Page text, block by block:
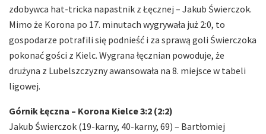
zdobywca hat-tricka napastnik z Łęcznej – Jakub Świerczok.
Mimo że Korona po 17. minutach wygrywała już 2:0, to
gospodarze potrafili się podnieść i za sprawą goli Świerczoka
pokonać gości z Kielc. Wygrana łęcznian powoduje, że
drużyna z Lubelszczyzny awansowała na 8. miejsce w tabeli
ligowej.
Górnik Łęczna – Korona Kielce 3:2 (2:2)
Jakub Świerczok (19-karny, 40-karny, 69) – Bartłomiej